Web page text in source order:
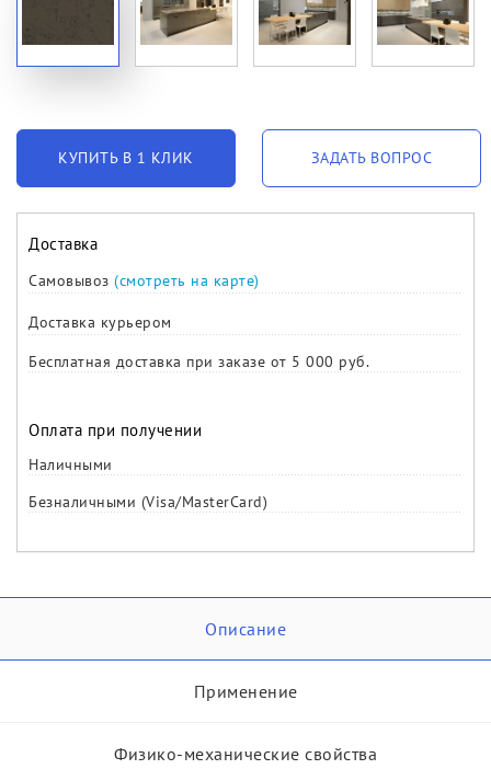
КУПИТЬ В 1 КЛИК ЗАДАТЬ ВОПРОС
Доставка
Самовывоз (смотреть на карте)
Доставка курьером
Бесплатная доставка при заказе от 5 000 руб.
Оплата при получении
Наличными
Безналичными (Visa/MasterCard)
Описание
Применение
Физико-механические свойства